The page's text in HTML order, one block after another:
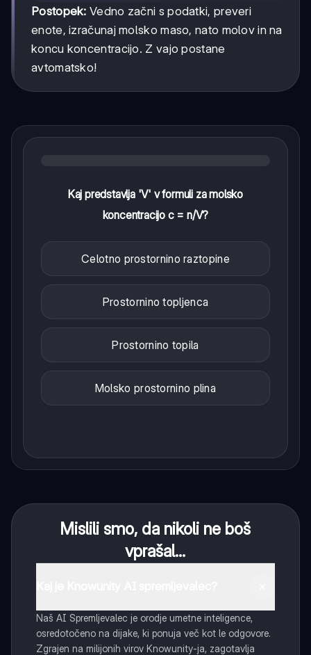
Postopek: Vedno začni s podatki, preveri
enote, izračunaj molsko maso, nato molov in na
koncu koncentracijo. Z vajo postane
avtomatsko!
Kaj predstavlja 'V' v formuli za molsko
koncentracijo c = n/V?
Celotno prostornino raztopine
Prostornino topljenca
Prostornino topila
Molsko prostornino plina
Mislili smo, da nikoli ne boš
vprašal...
Naš AI Spremljevalec je orodje umetne inteligence,
osredotočeno na dijake, ki ponuja več kot le odgovore.
Zgrajen na milijonih virov Knowunity-ja, zagotavlja